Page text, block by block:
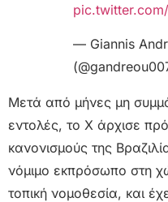
— Giannis
Μετά από μήνες μη
εντολές, το Χ άρχισε
κανονισμούς της
νόμιμο εκπρόσωπο στη
τοπική νομοθεσία, και